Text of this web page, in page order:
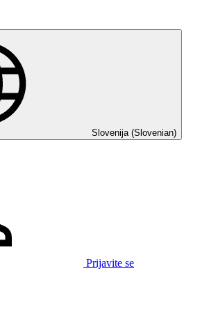
Slovenija (Slovenian)
Prijavite se